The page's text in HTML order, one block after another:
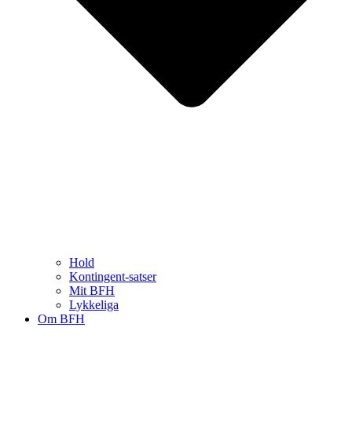
Hold
Kontingent-satser
Mit BFH
Lykkeliga
Om BFH